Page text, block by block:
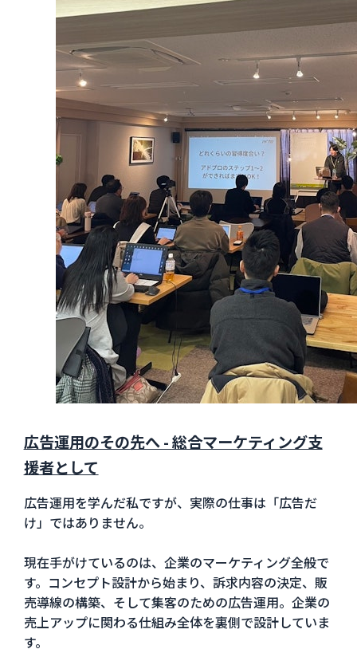
広告運用のその先へ - 総合マーケティング支
援者として
広告運用を学んだ私ですが、実際の仕事は「広告だ
け」ではありません。
現在手がけているのは、企業のマーケティング全般で
す。コンセプト設計から始まり、訴求内容の決定、販
売導線の構築、そして集客のための広告運用。企業の
売上アップに関わる仕組み全体を裏側で設計していま
す。